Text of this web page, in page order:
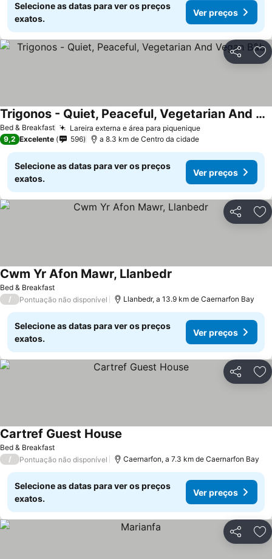
Selecione as datas para ver os preços
exatos.
Ver preços
Partilhar
Bed & Breakfast Lareira externa e área para piqueniqueVer preços
Trigonos - Quiet, Peaceful, Vegetarian And Vegan B&b
Ver preços
9,2 Excelente 596 a 8.3 km de Centro da cidade
Selecione as datas para ver os preços
exatos.
Ver preços
Partilhar
Bed & Breakfast
Cwm Yr Afon Mawr, Llanbedr
/ Pontuação não disponível Llanbedr, a 13.9 km de Caernarfon Bay
Selecione as datas para ver os preços
exatos.
Ver preços
Partilhar
Bed & Breakfast
Cartref Guest House
/ Pontuação não disponível Caernarfon, a 7.3 km de Caernarfon Bay
Selecione as datas para ver os preços
exatos.
Ver preços
Partilhar